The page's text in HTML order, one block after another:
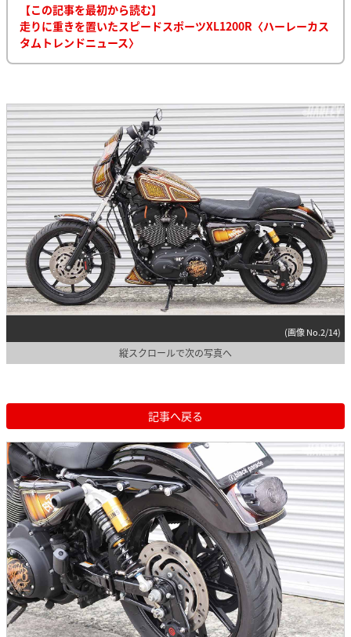
【この記事を最初から読む】
走りに重きを置いたスピードスポーツXL1200R〈ハーレーカス
タムトレンドニュース〉
(画像 No.2/14)
縦スクロールで次の写真へ
記事へ戻る